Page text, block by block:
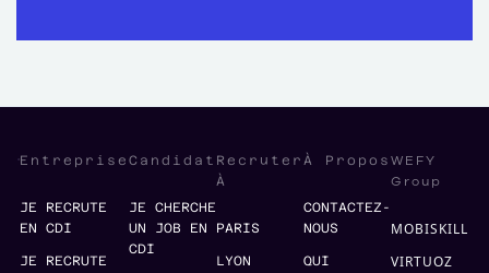
Entreprise
JE RECRUTE
EN CDI
JE RECRUTE
Candidat
JE CHERCHE
UN JOB EN
CDI
Recruter
À
PARIS
LYON
À Propos
CONTACTEZ-
NOUS
QUI
WEFY
Group
MOBISKILL
VIRTUOZ